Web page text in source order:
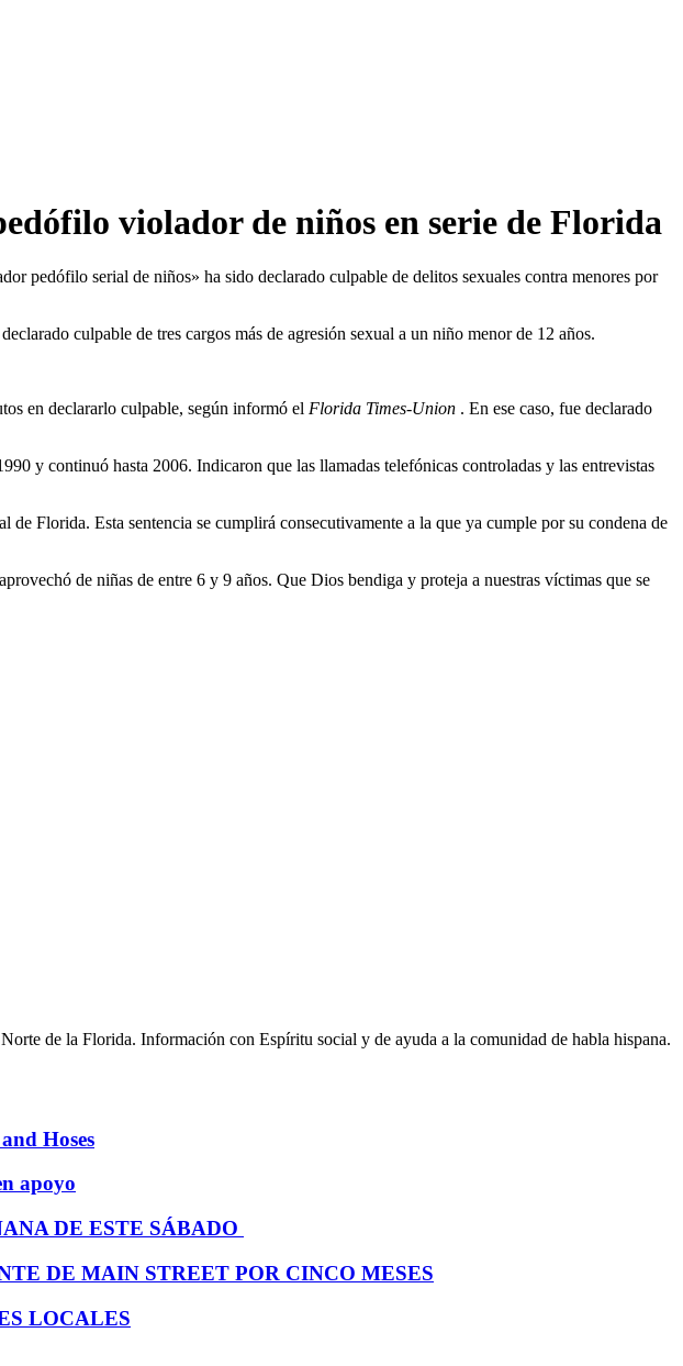
violador de niños en serie de Florida
pedófilo serial de niños» ha sido declarado culpable de delitos sexuales contra menores por
culpable de tres cargos más de agresión sexual a un niño menor de 12 años.
en declararlo culpable, según informó el Florida Times-Union . En ese caso, fue declarado
y continuó hasta 2006. Indicaron que las llamadas telefónicas controladas y las entrevistas
Florida. Esta sentencia se cumplirá consecutivamente a la que ya cumple por su condena de
de niñas de entre 6 y 9 años. Que Dios bendiga y proteja a nuestras víctimas que se
de la Florida. Información con Espíritu social y de ayuda a la comunidad de habla hispana.
Hoses
apoyo
DE ESTE SÁBADO
DE MAIN STREET POR CINCO MESES
LOCALES